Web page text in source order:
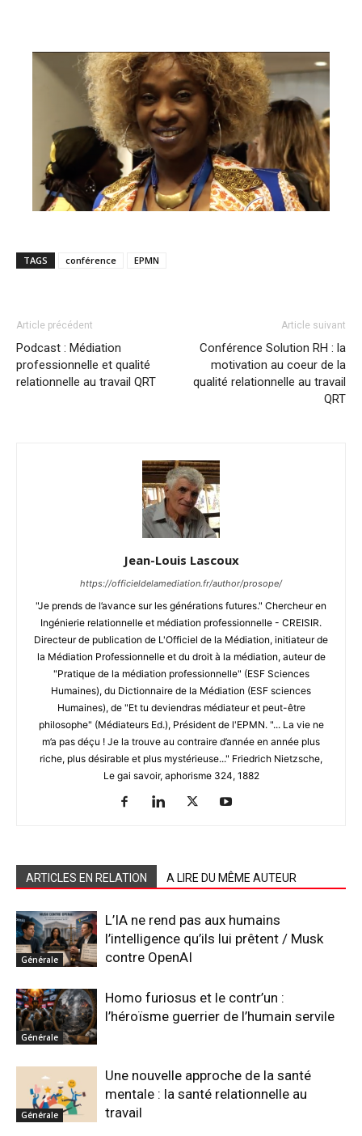
TAGS conférence EPMN
Article précédent
Podcast : Médiation
professionnelle et qualité
relationnelle au travail QRT
Article suivant
Conférence Solution RH : la
motivation au coeur de la
qualité relationnelle au travail
QRT
Jean-Louis Lascoux
https://officieldelamediation.fr/author/prosope/
"Je prends de l’avance sur les générations futures." Chercheur en
Ingénierie relationnelle et médiation professionnelle - CREISIR.
Directeur de publication de L'Officiel de la Médiation, initiateur de
la Médiation Professionnelle et du droit à la médiation, auteur de
"Pratique de la médiation professionnelle" (ESF Sciences
Humaines), du Dictionnaire de la Médiation (ESF sciences
Humaines), de "Et tu deviendras médiateur et peut-être
philosophe" (Médiateurs Ed.), Président de l'EPMN. "... La vie ne
m’a pas déçu ! Je la trouve au contraire d’année en année plus
riche, plus désirable et plus mystérieuse..." Friedrich Nietzsche,
Le gai savoir, aphorisme 324, 1882
ARTICLES EN RELATION A LIRE DU MÊME AUTEUR
Générale
L’IA ne rend pas aux humains
l’intelligence qu’ils lui prêtent / Musk
contre OpenAI
Générale
Homo furiosus et le contr’un :
l’héroïsme guerrier de l’humain servile
Générale
Une nouvelle approche de la santé
mentale : la santé relationnelle au
travail